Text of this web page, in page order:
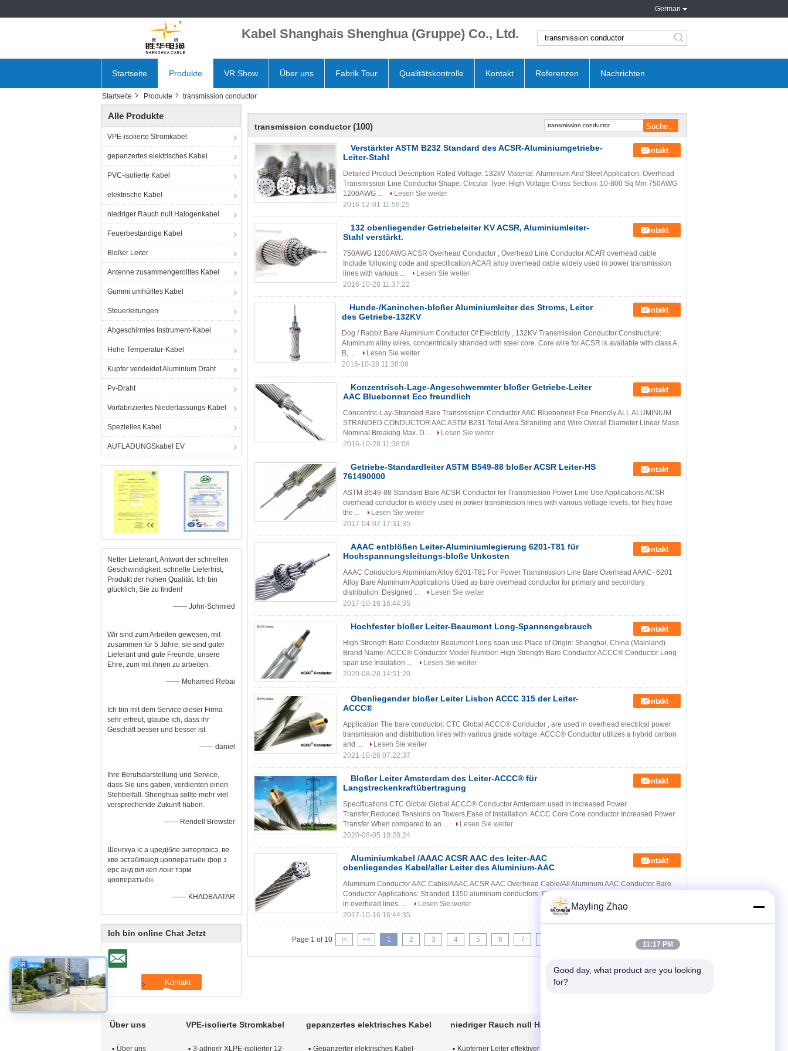
German
Kabel Shanghais Shenghua (Gruppe) Co., Ltd.
search
Startseite Produkte VR Show Über uns Fabrik Tour Qualitätskontrolle Kontakt Referenzen Nachrichten
Startseite Produkte transmission conductor
Alle Produkte
VPE-isolierte Stromkabel
gepanzertes elektrisches Kabel
PVC-isolierte Kabel
elektrische Kabel
niedriger Rauch null Halogenkabel
Feuerbeständige Kabel
Bloßer Leiter
Antenne zusammengerolltes Kabel
Gummi umhülltes Kabel
Steuerleitungen
Abgeschirmtes Instrument-Kabel
Hohe Temperatur-Kabel
Kupfer verkleidet Aluminium Draht
Pv-Draht
Vorfabriziertes Niederlassungs-Kabel
Spezielles Kabel
AUFLADUNGSkabel EV
Netter Lieferant, Antwort der schnellen
Geschwindigkeit, schnelle Lieferfrist,
Produkt der hohen Qualität. Ich bin
glücklich, Sie zu finden!
—— John-Schmied
Wir sind zum Arbeiten gewesen, mit
zusammen für 5 Jahre, sie sind guter
Lieferant und gute Freunde, unsere
Ehre, zum mit ihnen zu arbeiten.
—— Mohamed Rebai
Ich bin mit dem Service dieser Firma
sehr erfreut, glaube ich, dass ihr
Geschäft besser und besser ist.
—— daniel
Ihre Berufsdarstellung und Service,
dass Sie uns gaben, verdienten einen
Stehbeifall. Shenghua sollte mehr viel
versprechende Zukunft haben.
—— Rendell Brewster
Шенгхуа іс а цредібле энтерпрісэ, ве
хве эстаблішед цооператыён фор з
ерс анд віл кеп лонг тэрм
цооператыён.
—— KHADBAATAR
Ich bin online Chat Jetzt
transmission conductor (100)
Verstärkter ASTM B232 Standard des ACSR-Aluminiumgetriebe-
Leiter-Stahl
Kontakt
Detailed Product Description Rated Voltage: 132kV Material: Aluminium And Steel Application: Overhead
Transmission Line Conductor Shape: Circular Type: High Voltage Cross Section: 10-800 Sq Mm 750AWG
1200AWG ...
Lesen Sie weiter
2016-12-01 11:56:25
132 obenliegender Getriebeleiter KV ACSR, Aluminiumleiter-
Stahl verstärkt.
Kontakt
750AWG 1200AWG ACSR Overhead Conductor , Overhead Line Conductor ACAR overhead cable
Include following code and specification ACAR alloy overhead cable widely used in power transmission
lines with various ...
Lesen Sie weiter
2016-10-28 11:37:22
Hunde-/Kaninchen-bloßer Aluminiumleiter des Stroms, Leiter
des Getriebe-132KV
Kontakt
Dog / Rabbit Bare Aluminium Conductor Of Electricity , 132KV Transmission Conductor Constructure:
Aluminum alloy wires, concentrically stranded with steel core. Core wire for ACSR is available with class A,
B, ...
Lesen Sie weiter
2016-10-28 11:38:08
Konzentrisch-Lage-Angeschwemmter bloßer Getriebe-Leiter
AAC Bluebonnet Eco freundlich
Kontakt
Concentric-Lay-Stranded Bare Transmission Conductor AAC Bluebonnet Eco Friendly ALL ALUMINIUM
STRANDED CONDUCTOR AAC ASTM B231 Total Area Stranding and Wire Overall Diameter Linear Mass
Nominal Breaking Max. D...
Lesen Sie weiter
2016-10-28 11:38:08
Getriebe-Standardleiter ASTM B549-88 bloßer ACSR Leiter-HS
761490000
Kontakt
ASTM B549-88 Standard Bare ACSR Conductor for Transmission Power Line Use Applications ACSR
overhead conductor is widely used in power transmission lines with various voltage levels, for they have
the ...
Lesen Sie weiter
2017-04-07 17:31:35
AAAC entblößen Leiter-Aluminiumlegierung 6201-T81 für
Hochspannungsleitungs-bloße Unkosten
Kontakt
AAAC Conductors Aluminium Alloy 6201-T81 For Power Transmission Line Bare Overhead AAAC- 6201
Alloy Bare Aluminum Applications Used as bare overhead conductor for primary and secondary
distribution. Designed ...
Lesen Sie weiter
2017-10-16 16:44:35
Hochfester bloßer Leiter-Beaumont Long-Spannengebrauch Kontakt
High Strength Bare Conductor Beaumont Long span use Place of Origin: Shanghai, China (Mainland)
Brand Name: ACCC® Conductor Model Number: High Strength Bare Conductor ACCC® Conductor Long
span use Insulation ...
Lesen Sie weiter
2020-08-28 14:51:20
Obenliegender bloßer Leiter Lisbon ACCC 315 der Leiter-
ACCC®
Kontakt
Application The bare conductor: CTC Global ACCC® Conductor , are used in overhead electrical power
transmission and distribution lines with various grade voltage. ACCC® Conductor utilizes a hybrid carbon
and ...
Lesen Sie weiter
2021-10-28 07:22:37
Bloßer Leiter Amsterdam des Leiter-ACCC® für
Langstreckenkraftübertragung
Kontakt
Specifications CTC Global Global ACCC® Conductor Amterdam used in increased Power
Transfer,Reduced Tensions on Towers,Ease of Installation. ACCC Core Core conductor Increased Power
Transfer When compared to an ...
Lesen Sie weiter
2020-08-05 10:28:24
Aluminiumkabel /AAAC ACSR AAC des leiter-AAC
obenliegendes Kabel/aller Leiter des Aluminium-AAC
Kontakt
Aluminum Conductor AAC Cable/AAAC ACSR AAC Overhead Cable/All Aluminum AAC Conductor Bare
Conductor Applications: Stranded 1350 aluminum conductors: Class AA: for bare conductors usually used
in overhead lines. ...
Lesen Sie weiter
2017-10-16 16:44:35
Page 1 of 10 |< << 1 2 3 4 5 6 7 >|
Über uns
Über uns
VPE-isolierte Stromkabel
3-adriger XLPE-isolierter 12-
gepanzertes elektrisches Kabel
Gepanzerter elektrisches Kabel-
niedriger Rauch null Halogenkabel
Kupferner Leiter effektiver
Mayling Zhao
11:17 PM
Good day, what product are you looking
for?